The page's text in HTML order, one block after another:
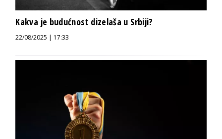
Kakva je budućnost dizelaša u Srbiji?
22/08/2025 | 17:33